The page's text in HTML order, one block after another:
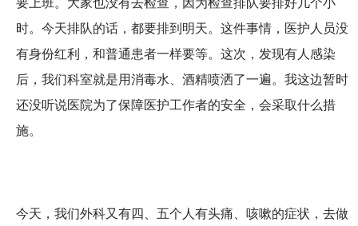
要上班。大家也没有去检查，因为检查排队要排好几个小
时。今天排队的话，都要排到明天。这件事情，医护人员没
有身份红利，和普通患者一样要等。这次，发现有人感染
后，我们科室就是用消毒水、酒精喷洒了一遍。我这边暂时
还没听说医院为了保障医护工作者的安全，会采取什么措
施。
今天，我们外科又有四、五个人有头痛、咳嗽的症状，去做